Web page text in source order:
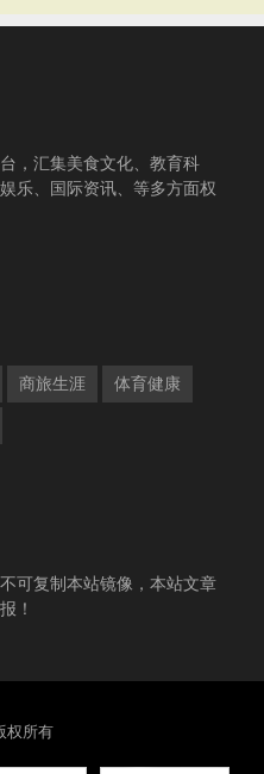
，汇集美食文化、教育科
乐、国际资讯、等多方面权
商旅生涯 体育健康
可复制本站镜像，本站文章
！
权所有